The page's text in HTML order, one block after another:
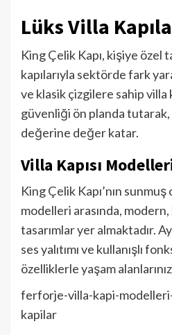
Lüks Villa
King Çelik Kapı, kişiye özel
kapılarıyla sektörde fark
ve klasik çizgilere sahip villa
güvenliği ön planda tutarak,
değerine değer katar.
Villa Kapısı
King Çelik Kapı’nın sunmuş
modelleri arasında,
tasarımlar yer almaktadır.
ses yalıtımı ve kullanışlı
özelliklerle yaşam
ferforje-villa-kapi-
kapilar